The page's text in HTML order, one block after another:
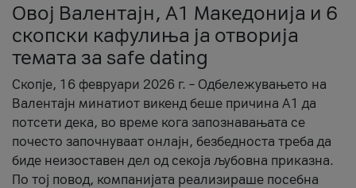
Овој Валентајн, A1 Македонија и 6
скопски кафулиња ја отворија
темата за safe dating
Скопје, 16 февруари 2026 г. – Одбележувањето на
Валентајн минатиот викенд беше причина А1 да
потсети дека, во време кога запознавањата се
почесто започнуваат онлајн, безбедноста треба да
биде неизоставен дел од секоја љубовна приказна.
По тој повод, компанијата реализираше посебна